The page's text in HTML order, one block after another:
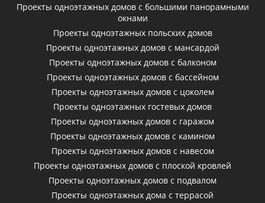
Проекты одноэтажных домов с большими панорамными
окнами
Проекты одноэтажных польских домов
Проекты одноэтажных домов с мансардой
Проекты одноэтажных домов с балконом
Проекты одноэтажных домов с бассейном
Проекты одноэтажных домов с цоколем
Проекты одноэтажных гостевых домов
Проекты одноэтажных домов с гаражом
Проекты одноэтажных домов с камином
Проекты одноэтажных домов с навесом
Проекты одноэтажных домов с плоской кровлей
Проекты одноэтажных домов с подвалом
Проекты одноэтажных дома с террасой